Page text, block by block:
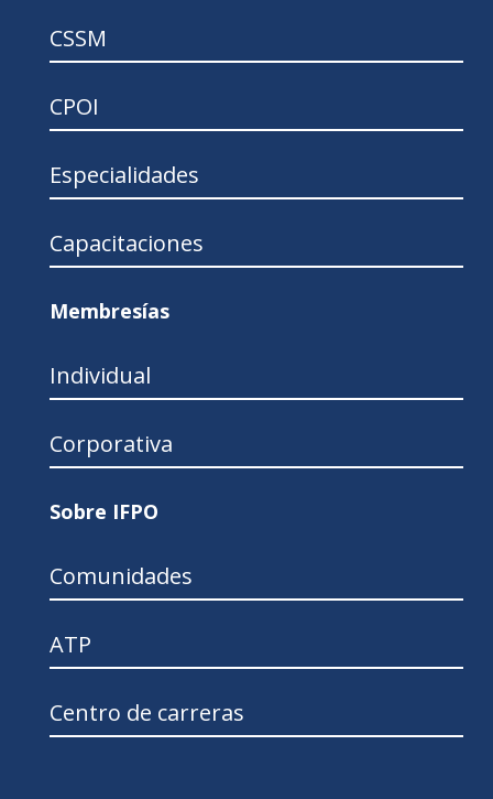
CSSM
CPOI
Especialidades
Capacitaciones
Membresías
Individual
Corporativa
Sobre IFPO
Comunidades
ATP
Centro de carreras